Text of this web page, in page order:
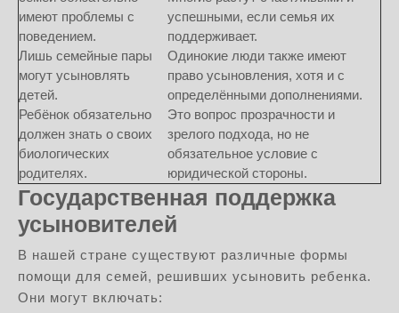
имеют проблемы с
поведением.
успешными, если семья их
поддерживает.
Лишь семейные пары
могут усыновлять
детей.
Одинокие люди также имеют
право усыновления, хотя и с
определёнными дополнениями.
Ребёнок обязательно
должен знать о своих
биологических
родителях.
Это вопрос прозрачности и
зрелого подхода, но не
обязательное условие с
юридической стороны.
Государственная поддержка
усыновителей
В нашей стране существуют различные формы
помощи для семей, решивших усыновить ребенка.
Они могут включать: